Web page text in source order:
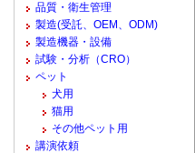
品質・衛生管理
製造(受託、OEM、ODM)
製造機器・設備
試験・分析（CRO）
ペット
犬用
猫用
その他ペット用
講演依頼